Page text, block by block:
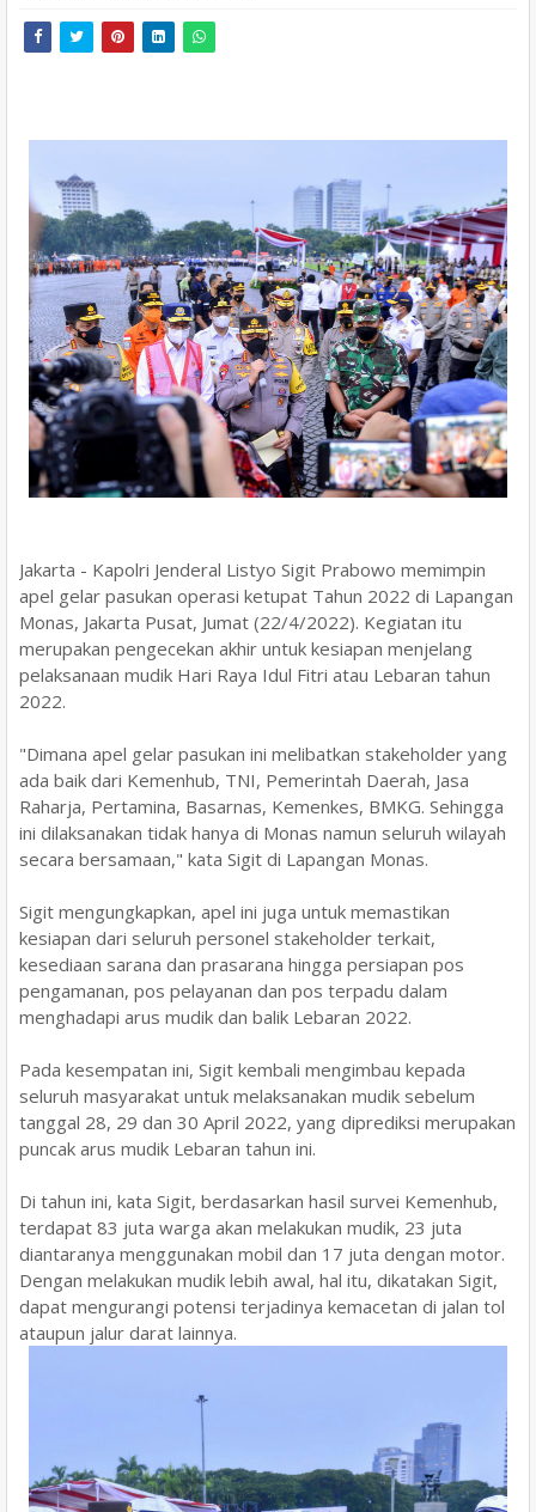
Jakarta - Kapolri Jenderal Listyo Sigit Prabowo memimpin
apel gelar pasukan operasi ketupat Tahun 2022 di Lapangan
Monas, Jakarta Pusat, Jumat (22/4/2022). Kegiatan itu
merupakan pengecekan akhir untuk kesiapan menjelang
pelaksanaan mudik Hari Raya Idul Fitri atau Lebaran tahun
2022.
"Dimana apel gelar pasukan ini melibatkan stakeholder yang
ada baik dari Kemenhub, TNI, Pemerintah Daerah, Jasa
Raharja, Pertamina, Basarnas, Kemenkes, BMKG. Sehingga
ini dilaksanakan tidak hanya di Monas namun seluruh wilayah
secara bersamaan," kata Sigit di Lapangan Monas.
Sigit mengungkapkan, apel ini juga untuk memastikan
kesiapan dari seluruh personel stakeholder terkait,
kesediaan sarana dan prasarana hingga persiapan pos
pengamanan, pos pelayanan dan pos terpadu dalam
menghadapi arus mudik dan balik Lebaran 2022.
Pada kesempatan ini, Sigit kembali mengimbau kepada
seluruh masyarakat untuk melaksanakan mudik sebelum
tanggal 28, 29 dan 30 April 2022, yang diprediksi merupakan
puncak arus mudik Lebaran tahun ini.
Di tahun ini, kata Sigit, berdasarkan hasil survei Kemenhub,
terdapat 83 juta warga akan melakukan mudik, 23 juta
diantaranya menggunakan mobil dan 17 juta dengan motor.
Dengan melakukan mudik lebih awal, hal itu, dikatakan Sigit,
dapat mengurangi potensi terjadinya kemacetan di jalan tol
ataupun jalur darat lainnya.